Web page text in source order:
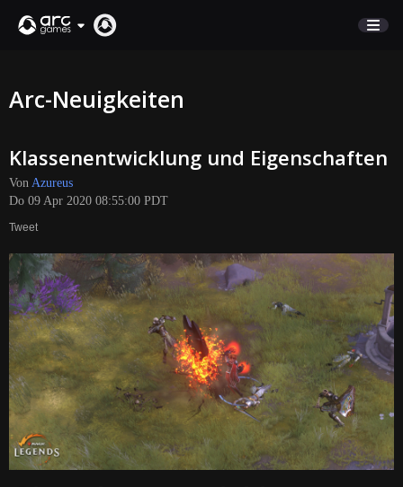
KUNDENSERVICE
Anmelden
Français
Italiano
Pусский
Español
Arc-Neuigkeiten
Klassenentwicklung und Eigenschaften
Von Azureus
Do 09 Apr 2020 08:55:00 PDT
Tweet